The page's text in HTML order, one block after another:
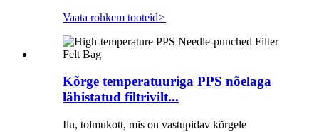
Vaata rohkem tooteid>
Kõrge temperatuuriga PPS nõelaga
läbistatud filtrivilt...
Ilu, tolmukott, mis on vastupidav kõrgele